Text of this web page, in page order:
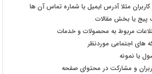
پیج یا بخش مقالات
مربوط به محصولات و خدمات
های اجتماعی موردنظر
یا نمونه
و مشارکت در محتوای صفحه